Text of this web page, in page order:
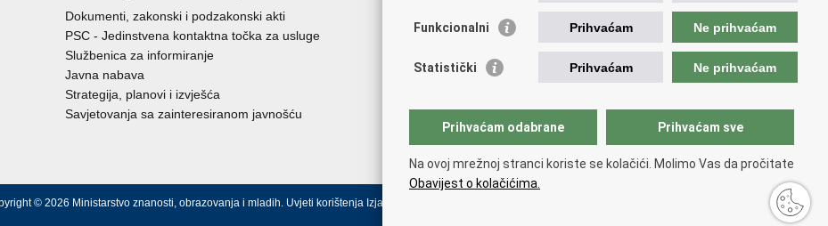
Dokumenti, zakonski i podzakonski akti
PSC - Jedinstvena kontaktna točka za usluge
Službenica za informiranje
Javna nabava
Strategija, planovi i izvješća
Savjetovanja sa zainteresiranom javnošću
AZOO
AMPEU
NCVVO
© 2026 Ministarstvo znanosti, obrazovanja i mladih. Uvjeti korištenja Izjava o pristupačnosti
Funkcionalni Prihvaćam Ne prihvaćam
Statistički Prihvaćam Ne prihvaćam
Prihvaćam odabrane Prihvaćam sve
Na ovoj mrežnoj stranci koriste se kolačići. Molimo Vas da pročitate
Obavijest o kolačićima.